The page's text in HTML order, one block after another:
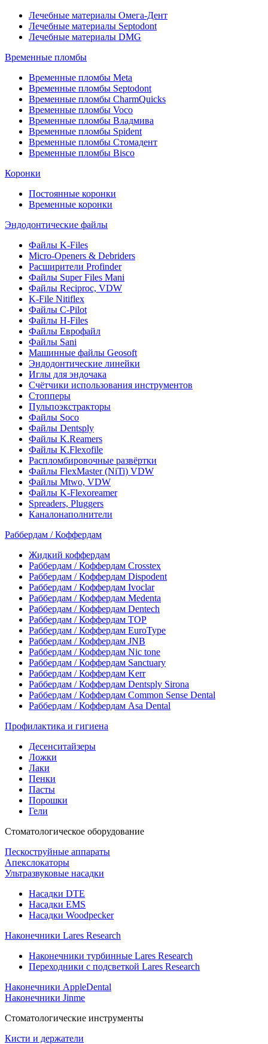
Лечебные материалы Омега-Дент
Лечебные материалы Septodont
Лечебные материалы DMG
Временные пломбы
Временные пломбы Meta
Временные пломбы Septodont
Временные пломбы CharmQuicks
Временные пломбы Voco
Временные пломбы Владмива
Временные пломбы Spident
Временные пломбы Стомадент
Временные пломбы Bisco
Коронки
Постоянные коронки
Временные коронки
Эндодонтические файлы
Файлы K-Files
Micro-Openers & Debriders
Расширители Profinder
Файлы Super Files Mani
Файлы Reciproc, VDW
K-File Nitiflex
Файлы C-Pilot
Файлы H-Files
Файлы Еврофайл
Файлы Sani
Машинные файлы Geosoft
Эндодонтические линейки
Иглы для эндочака
Счётчики использования инструментов
Стопперы
Пульпоэкстракторы
Файлы Soco
Файлы Dentsply
Файлы K.Reamers
Файлы K.Flexofile
Распломбировочные развёртки
Файлы FlexMaster (NiTi) VDW
Файлы Mtwo, VDW
Файлы K-Flexoreamer
Spreaders, Pluggers
Каналонаполнители
Раббердам / Коффердам
Жидкий коффердам
Раббердам / Коффердам Crosstex
Раббердам / Коффердам Dispodent
Раббердам / Коффердам Ivoclar
Раббердам / Коффердам Medenta
Раббердам / Коффердам Dentech
Раббердам / Коффердам ТОР
Раббердам / Коффердам EuroType
Раббердам / Коффердам JNB
Раббердам / Коффердам Nic tone
Раббердам / Коффердам Sanctuary
Раббердам / Коффердам Kerr
Раббердам / Коффердам Dentsply Sirona
Раббердам / Коффердам Common Sense Dental
Раббердам / Коффердам Asa Dental
Профилактика и гигиена
Десенситайзеры
Ложки
Лаки
Пенки
Пасты
Порошки
Гели
Стоматологическое оборудование
Пескоструйные аппараты
Апекслокаторы
Ультразвуковые насадки
Насадки DTE
Насадки EMS
Насадки Woodpecker
Наконечники Lares Research
Наконечники турбинные Lares Research
Переходники с подсветкой Lares Research
Наконечники AppleDental
Наконечники Jinme
Стоматологические инструменты
Кисти и держатели